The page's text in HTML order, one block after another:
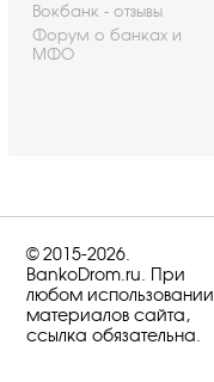
Вокбанк - отзывы
Форум о банках и
МФО
© 2015-2026.
BankoDrom.ru. При
любом использовании
материалов сайта,
ссылка обязательна.